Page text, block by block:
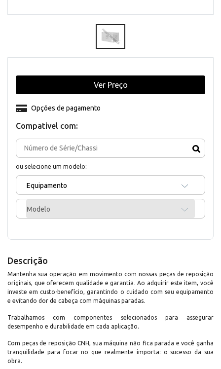
Compativel com:
ou selecione um modelo:
Equipamento
Modelo
Opções de pagamento
Ver Preço
Descrição
Mantenha sua operação em movimento com nossas peças de reposição
originais, que oferecem qualidade e garantia. Ao adquirir este item, você
investe em custo-benefício, garantindo o cuidado com seu equipamento
e evitando dor de cabeça com máquinas paradas.
Trabalhamos com componentes selecionados para assegurar
desempenho e durabilidade em cada aplicação.
Com peças de reposição CNH, sua máquina não fica parada e você ganha
tranquilidade para focar no que realmente importa: o sucesso da sua
obra.